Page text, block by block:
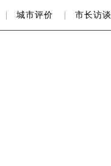
城市评价 市长访谈